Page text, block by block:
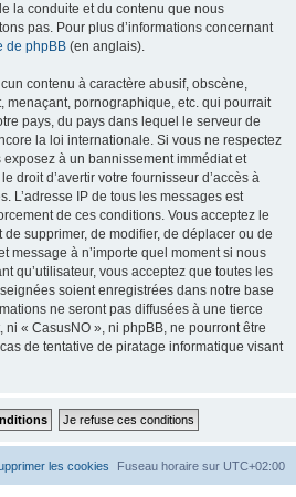
la conduite et du contenu que nous
pas. Pour plus d’informations concernant
de phpBB (en anglais).
contenu à caractère abusif, obscène,
menaçant, pornographique, etc. qui pourrait
pays, du pays dans lequel le serveur de
la loi internationale. Si vous ne respectez
à un bannissement immédiat et
droit d’avertir votre fournisseur d’accès à
L’adresse IP de tous les messages est
de ces conditions. Vous acceptez le
supprimer, de modifier, de déplacer ou de
message à n’importe quel moment si nous
qu’utilisateur, vous acceptez que toutes les
soient enregistrées dans notre base
ne seront pas diffusées à une tierce
« CasusNO », ni phpBB, ne pourront être
de tentative de piratage informatique visant
Fuseau horaire sur UTC+02:00
les cookies